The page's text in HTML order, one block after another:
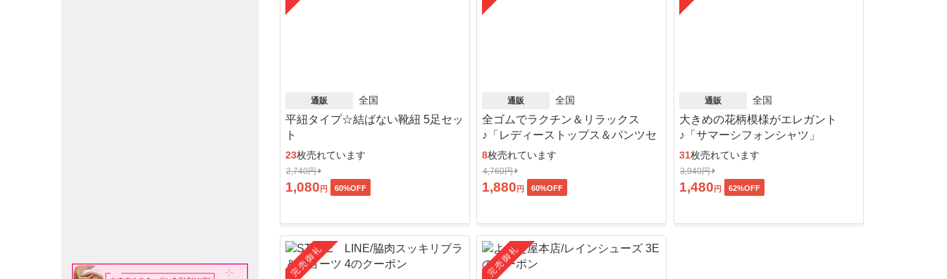
通販 全国
平紐タイプ☆結ばない靴紐 5足セッ
ト
23枚売れています
2,740円
1,080 円 60%OFF
通販 全国
全ゴムでラクチン＆リラックス
♪「レディーストップス＆パンツセ
ット」
8枚売れています
4,760円
1,880 円 60%OFF
通販 全国
大きめの花柄模様がエレガント
♪「サマーシフォンシャツ」
31枚売れています
3,940円
1,480 円 62%OFF
完売御礼 完売御礼